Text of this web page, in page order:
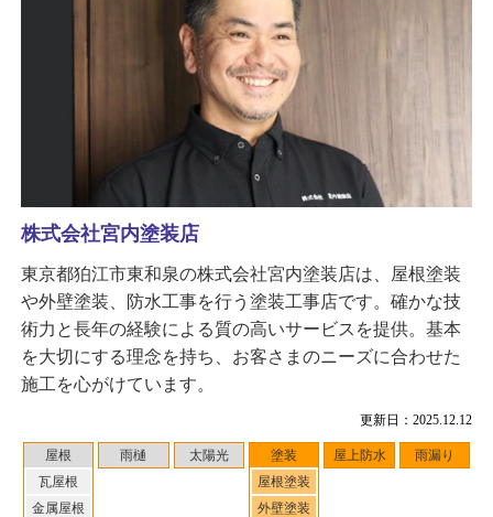
更新日：2025.12.12
屋根
瓦屋根
金属屋根
雨樋 太陽光
塗装
屋根塗装
外壁塗装
屋上防水 雨漏り
株式会社宮内塗装店
東京都狛江市東和泉の株式会社宮内塗装店は、屋根塗装
や外壁塗装、防水工事を行う塗装工事店です。確かな技
術力と長年の経験による質の高いサービスを提供。基本
を大切にする理念を持ち、お客さまのニーズに合わせた
施工を心がけています。